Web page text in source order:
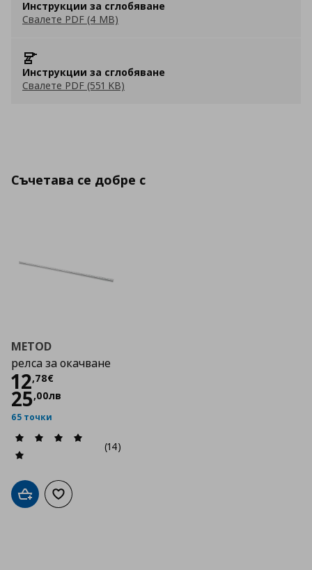
Инструкции за сглобяване
Свалете PDF (4 MB)
Инструкции за сглобяване
Свалете PDF (551 KB)
Съчетава се добре с
METOD
релса за окачване
12,78€
Цена
25,00лв
65 точки
(14)
Добави в кошницата
Добави към списъка с любими